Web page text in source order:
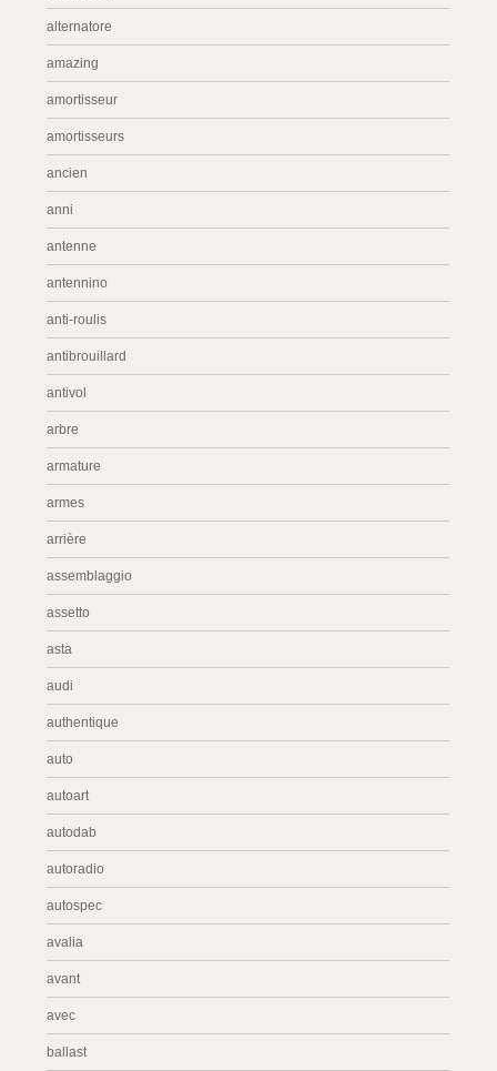
alternatore
amazing
amortisseur
amortisseurs
ancien
anni
antenne
antennino
anti-roulis
antibrouillard
antivol
arbre
armature
armes
arrière
assemblaggio
assetto
asta
audi
authentique
auto
autoart
autodab
autoradio
autospec
avalia
avant
avec
ballast